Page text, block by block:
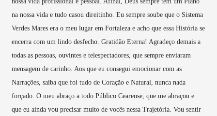
na nossa vida e tudo casou direitinho. Eu sempre soube que o Sistema
Verdes Mares era o meu lugar em Fortaleza e acho que essa História se
encerra com um lindo desfecho. Gratidão Eterna! Agradeço demais a
todas as pessoas, ouvintes e telespectadores, que sempre enviaram
mensagem de carinho. Aos que eu consegui emocionar com as
Narrações, saiba que foi tudo de Coração e Natural, nunca nada
forçado. O meu abraço a todo Público Cearense, que me abraçou e
que eu ainda vou precisar muito de vocês nessa Trajetória. Vou sentir